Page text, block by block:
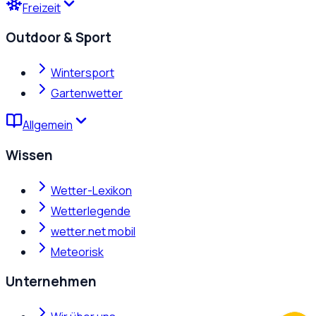
Freizeit
Outdoor & Sport
Wintersport
Gartenwetter
Allgemein
Wissen
Wetter-Lexikon
Wetterlegende
wetter.net mobil
Meteorisk
Unternehmen